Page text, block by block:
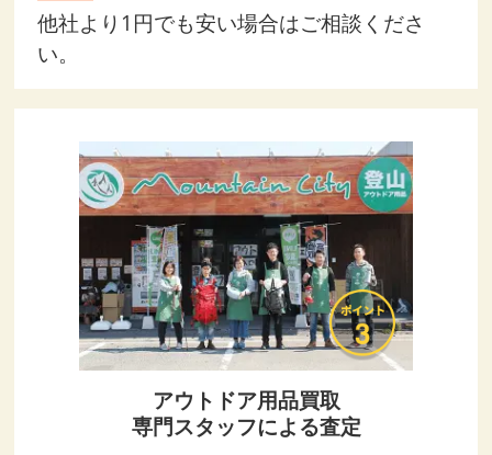
他社より1円でも安い場合はご相談くださ
い。
アウトドア用品買取
専門スタッフによる査定